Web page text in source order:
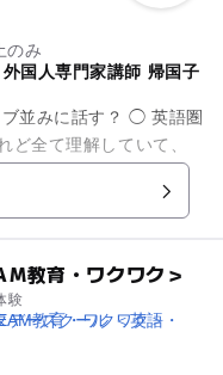
のみ
国人専門家講師 帰国子
並みに話す？ ◯ 英語圏
全て理解していて、
生まれ育ち、英検準２
教育・ワクワク＞
験